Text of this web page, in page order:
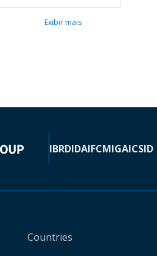
Exibir mais
IBRDIDAIFCMIGAICSID
Countries